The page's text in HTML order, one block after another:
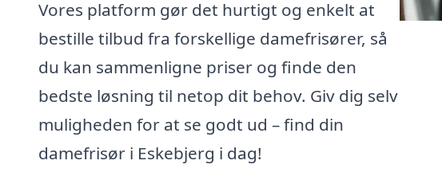
Vores platform gør det hurtigt og enkelt at
bestille tilbud fra forskellige damefrisører, så
du kan sammenligne priser og finde den
bedste løsning til netop dit behov. Giv dig selv
muligheden for at se godt ud – find din
damefrisør i Eskebjerg i dag!